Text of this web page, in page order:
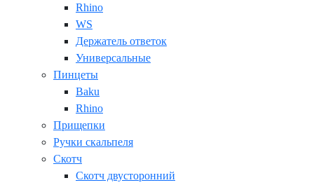
Rhino
WS
Держатель ответок
Универсальные
Пинцеты
Baku
Rhino
Прищепки
Ручки скальпеля
Скотч
Скотч двусторонний